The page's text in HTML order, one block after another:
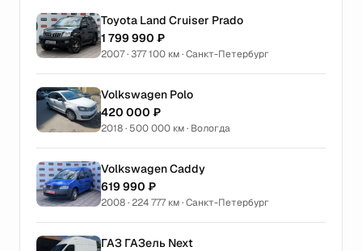
Toyota Land Cruiser Prado
1 799 990 ₽
2007 · 377 100 км · Санкт-Петербург
Volkswagen Polo
420 000 ₽
2018 · 500 000 км · Вологда
Volkswagen Caddy
619 990 ₽
2008 · 224 777 км · Санкт-Петербург
ГАЗ ГАЗель Next